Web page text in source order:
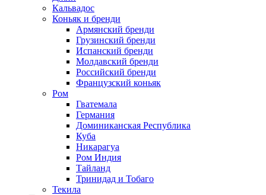
Кальвадос
Коньяк и бренди
Армянский бренди
Грузинский бренди
Испанский бренди
Молдавский бренди
Российский бренди
Французский коньяк
Ром
Гватемала
Германия
Доминиканская Республика
Куба
Никарагуа
Ром Индия
Тайланд
Тринидад и Тобаго
Текила